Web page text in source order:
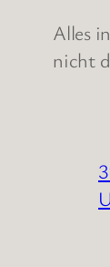
Alles
nicht